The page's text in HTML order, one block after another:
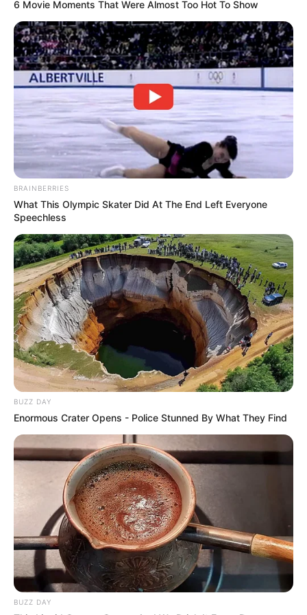
ΘΑ ΣΥΜΒΟΥΝ [ΑΠΑΡΑΙΤΗΤΑ]
ΣΥΓΚΛΟΝΙΣΤΙΚΑ ΓΕΓΟΝΟΤΑ ΓΙΑ ΝΑ
ΞΥΠΝΗΣΕΙ Ο ΚΟΣΜΟΣ ΚΑΙ ΝΑ ΚΑΤΑΛΑΒΕΙ
ΤΗΝ ΦΥΛΑΚΗ/ΜΑΤΡΙΞ ΠΟΥ ΖΟΥΣΕ ΤΟΣΑ
ΧΡΟΝΙΑ!
ΕΠΙΣΗΣ ΣΤΟ ΑΦΓΑΝΙΣΤΑΝ ΑΞΙΟΣΗΜΕΙΩΤΟ ΕΙΝΑΙ ΤΟ
ΓΕΓΟΝΟΣ ΠΩΣ Ο ΚΕΝΤΡΙΚΟΣ ΤΡΑΠΕΖΙΤΗΣ ΑΝΑΚΟΙΝΩΝΕΙ
ΠΩΣ ΠΙΑ ΔΕΝ ΥΠΑΡΧΟΥΝ ΔΟΛΑΡΙΑ ΚΑΙ ΤΟ ΝΟΜΙΣΜΑ
ΔΙΑΛΥΕΤΑΙ. ΚΑΙ Ο ΙΔΙΟΣ ΠΑΙΡΝΕΙ ΤΟ ΠΡΩΤΟ ΑΕΡΟΠΛΑΝΟ
ΚΑΙ ΕΞΑΦΑΝΙΖΕΤΑΙ… ΤΙ ΣΗΜΑΙΝΟΥΝ ΟΛΑ ΑΥΤΑ;
ΣΥΣΤΗΜΑ;
ΣΤΙΣ ΗΠΑ ΤΑ ΚΟΚΚΙΝΑ ΧΑΠΙΑ ΠΕΦΤΟΥΝ ΒΡΟΧΗ.Ο
ΓΑΤΟΥΛΗΣ ΤΟΥ ΠΡΟΕΔΡΟΥ ΤΡΑΜΠ ΧΑΡΑΚΤΗΡΙΣΤΙΚΑ
ΣΧΟΛΙΑΖΕΙ:
-ΥΠΕΝΘΥΜΙΣΤΙΚΟ ΓΙΑ ΟΛΗ ΤΗΝ ΕΒΔΟΜΑΔΑ: ΤΖΕΝ
ΨΑΚΙ…ΚΡΥΒΕΤΑΙ. ΚΑΜΑΛΑ ΧΑΡΙΣ…ΚΡΥΒΕΤΑΙ. ΤΖΟ ΒΥΕ-
ΝΤΕΝ…ΚΡΥΒΕΤΑΙ. ΑΥΤΗ ΕΙΝΑΙ ΜΙΑ ΥΠΕΡΟΧΗ ΗΓΕΣΙΑ! (ΤΙ
ΑΠΟΓΥΜΝΩΣΗ…).
ΣΕ ΔΥΟ ΜΗΝΥΜΑΤΑ Ο ΤΖΕΙΜΣ ΓΟΥΝΤΣ ΣΧΟΛΙΑΖΕΙ
6 Movie Moments That Were Almost Too Hot To Show
BRAINBERRIES
What This Olympic Skater Did At The End Left Everyone
Speechless
BUZZ DAY
Enormous Crater Opens - Police Stunned By What They Find
BUZZ DAY